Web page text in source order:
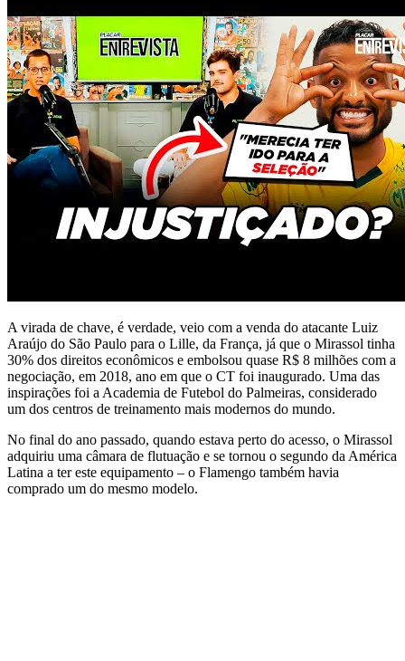
A virada de chave, é verdade, veio com a venda do atacante Luiz
Araújo do São Paulo para o Lille, da França, já que o Mirassol tinha
30% dos direitos econômicos e embolsou quase R$ 8 milhões com a
negociação, em 2018, ano em que o CT foi inaugurado. Uma das
inspirações foi a Academia de Futebol do Palmeiras, considerado
um dos centros de treinamento mais modernos do mundo.
No final do ano passado, quando estava perto do acesso, o Mirassol
adquiriu uma câmara de flutuação e se tornou o segundo da América
Latina a ter este equipamento – o Flamengo também havia
comprado um do mesmo modelo.